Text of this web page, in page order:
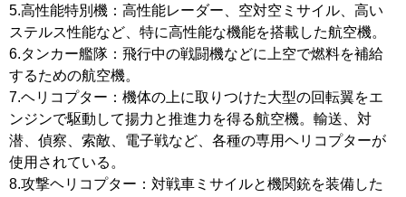
5.高性能特別機：高性能レーダー、空対空ミサイル、高い
ステルス性能など、特に高性能な機能を搭載した航空機。
6.タンカー艦隊：飛行中の戦闘機などに上空で燃料を補給
するための航空機。
7.ヘリコプター：機体の上に取りつけた大型の回転翼をエ
ンジンで駆動して揚力と推進力を得る航空機。輸送、対
潜、偵察、索敵、電子戦など、各種の専用ヘリコプターが
使用されている。
8.攻撃ヘリコプター：対戦車ミサイルと機関銃を装備した